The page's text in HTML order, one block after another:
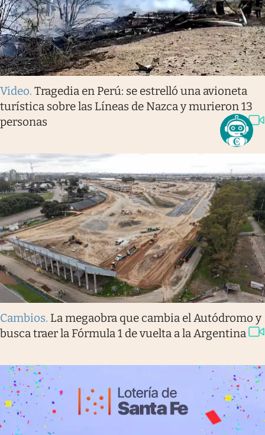
Video. Tragedia en Perú: se estrelló una avioneta
turística sobre las Líneas de Nazca y murieron 13
personas
Cambios. La megaobra que cambia el Autódromo y
busca traer la Fórmula 1 de vuelta a la Argentina